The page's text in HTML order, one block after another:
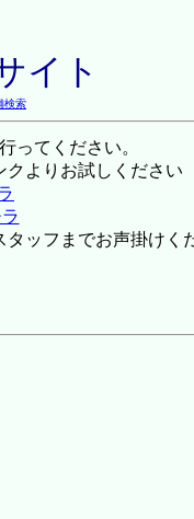
イト
検索
ってください。
クよりお試しください
ッフまでお声掛けく